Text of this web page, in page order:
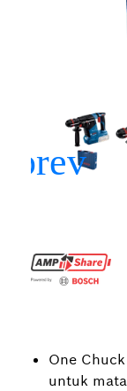
One
untuk